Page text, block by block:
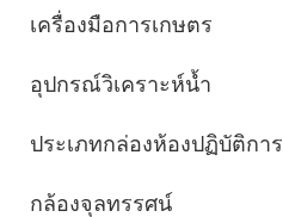
เครื่องมือการเกษตร
อุปกรณ์วิเคราะห์น้ำ
ประเภทกล่องห้องปฏิบัติการ
กล้องจุลทรรศน์